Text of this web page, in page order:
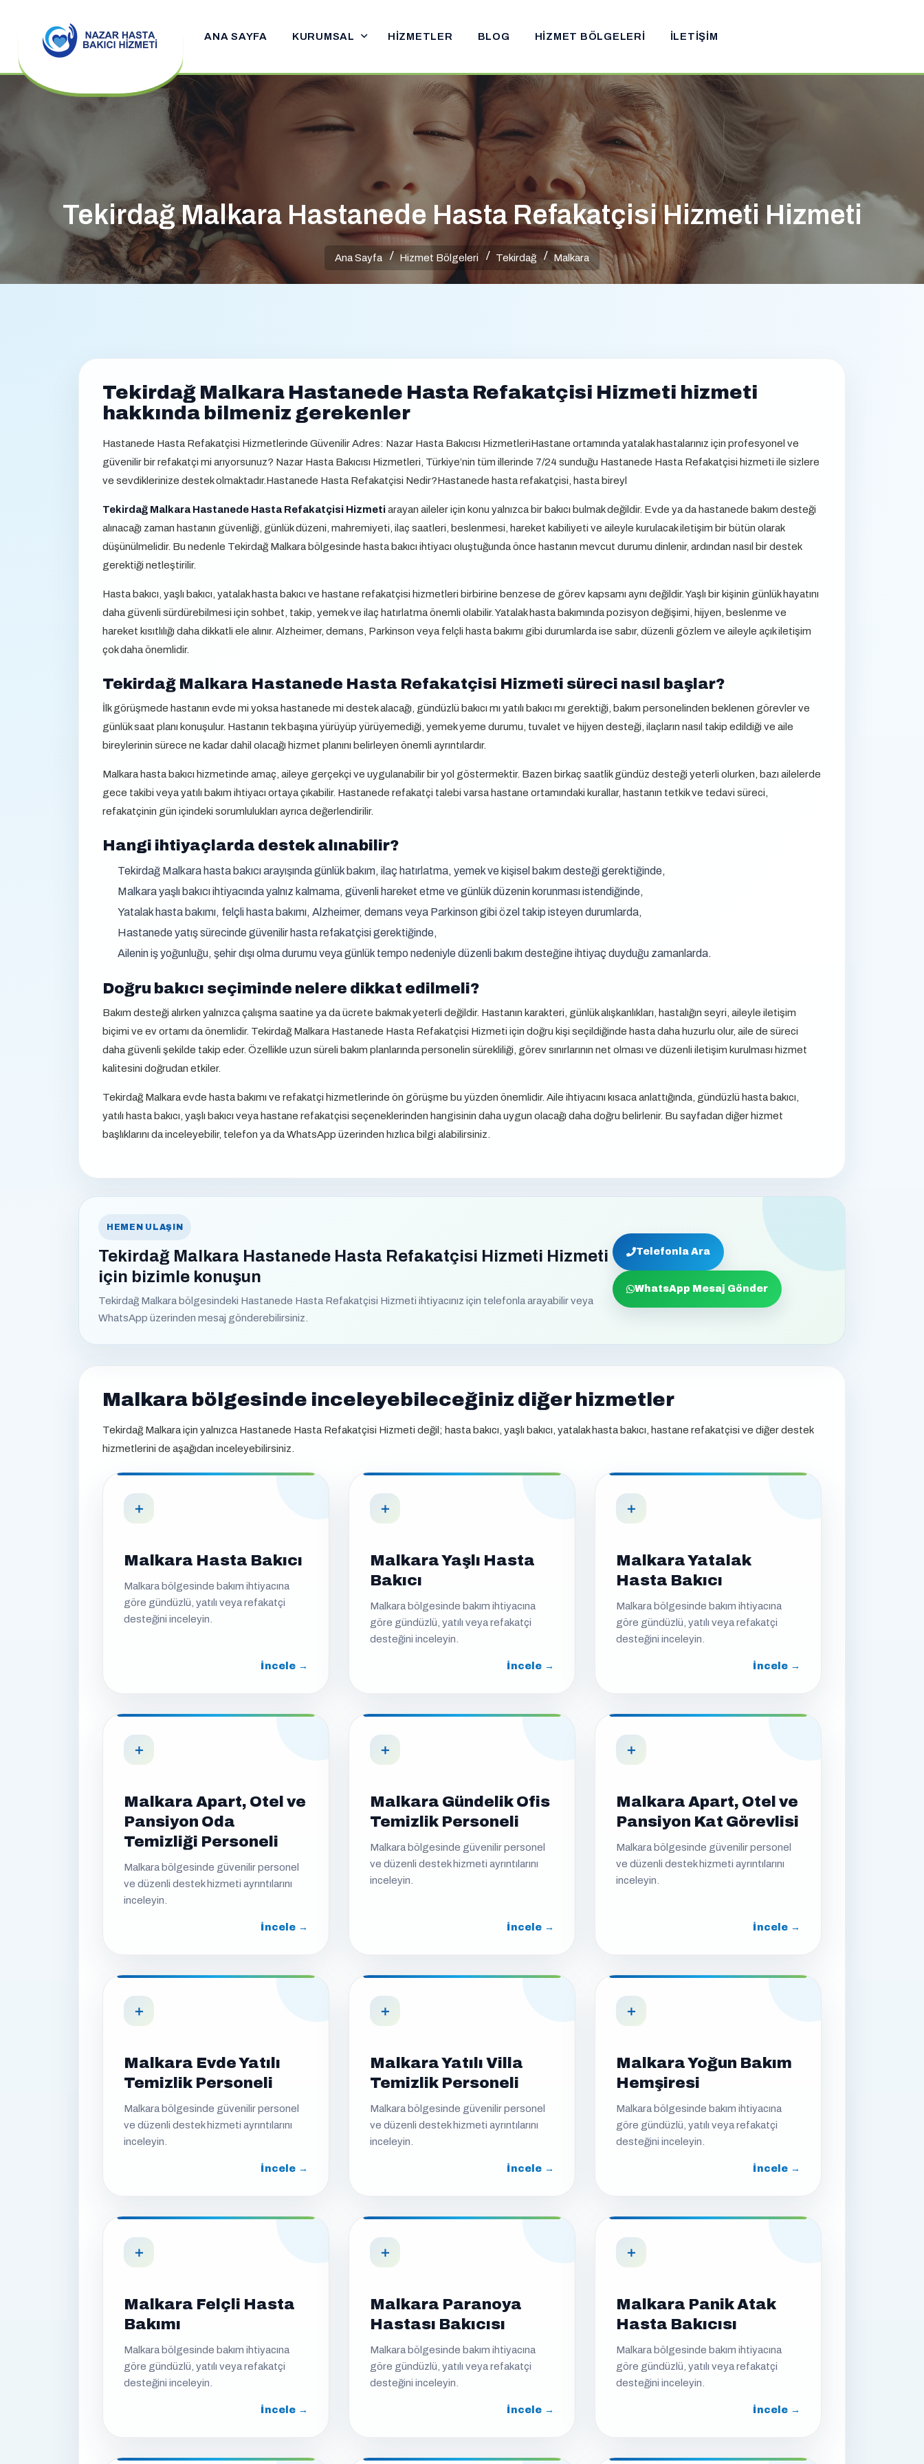
ANA SAYFA KURUMSAL HIZMETLER BLOG HIZMET BÖLGELERI İLETIŞIM
Tekirdağ Malkara Hastanede Hasta Refakatçisi Hizmeti Hizmeti
Ana Sayfa Hizmet Bölgeleri Tekirdağ Malkara
Tekirdağ Malkara Hastanede Hasta Refakatçisi Hizmeti hizmeti
hakkında bilmeniz gerekenler
Hastanede Hasta Refakatçisi Hizmetlerinde Güvenilir Adres: Nazar Hasta Bakıcısı HizmetleriHastane ortamında yatalak hastalarınız için profesyonel ve
güvenilir bir refakatçi mi arıyorsunuz? Nazar Hasta Bakıcısı Hizmetleri, Türkiye’nin tüm illerinde 7/24 sunduğu Hastanede Hasta Refakatçisi hizmeti ile sizlere
ve sevdiklerinize destek olmaktadır.Hastanede Hasta Refakatçisi Nedir?Hastanede hasta refakatçisi, hasta bireyl
Tekirdağ Malkara Hastanede Hasta Refakatçisi Hizmetiarayan aileler için konu yalnızca bir bakıcı bulmak değildir. Evde ya da hastanede bakım desteği
alınacağı zaman hastanın güvenliği, günlük düzeni, mahremiyeti, ilaç saatleri, beslenmesi, hareket kabiliyeti ve aileyle kurulacak iletişim bir bütün olarak
düşünülmelidir. Bu nedenle Tekirdağ Malkara bölgesinde hasta bakıcı ihtiyacı oluştuğunda önce hastanın mevcut durumu dinlenir, ardından nasıl bir destek
gerektiği netleştirilir.
Hasta bakıcı, yaşlı bakıcı, yatalak hasta bakıcı ve hastane refakatçisi hizmetleri birbirine benzese de görev kapsamı aynı değildir. Yaşlı bir kişinin günlük hayatını
daha güvenli sürdürebilmesi için sohbet, takip, yemek ve ilaç hatırlatma önemli olabilir. Yatalak hasta bakımında pozisyon değişimi, hijyen, beslenme ve
hareket kısıtlılığı daha dikkatli ele alınır. Alzheimer, demans, Parkinson veya felçli hasta bakımı gibi durumlarda ise sabır, düzenli gözlem ve aileyle açık iletişim
çok daha önemlidir.
Tekirdağ Malkara Hastanede Hasta Refakatçisi Hizmeti süreci nasıl başlar?
İlk görüşmede hastanın evde mi yoksa hastanede mi destek alacağı, gündüzlü bakıcı mı yatılı bakıcı mı gerektiği, bakım personelinden beklenen görevler ve
günlük saat planı konuşulur. Hastanın tek başına yürüyüp yürüyemediği, yemek yeme durumu, tuvalet ve hijyen desteği, ilaçların nasıl takip edildiği ve aile
bireylerinin sürece ne kadar dahil olacağı hizmet planını belirleyen önemli ayrıntılardır.
Malkara hasta bakıcı hizmetinde amaç, aileye gerçekçi ve uygulanabilir bir yol göstermektir. Bazen birkaç saatlik gündüz desteği yeterli olurken, bazı ailelerde
gece takibi veya yatılı bakım ihtiyacı ortaya çıkabilir. Hastanede refakatçi talebi varsa hastane ortamındaki kurallar, hastanın tetkik ve tedavi süreci,
refakatçinin gün içindeki sorumlulukları ayrıca değerlendirilir.
Hangi ihtiyaçlarda destek alınabilir?
Tekirdağ Malkara hasta bakıcı arayışında günlük bakım, ilaç hatırlatma, yemek ve kişisel bakım desteği gerektiğinde,
Malkara yaşlı bakıcı ihtiyacında yalnız kalmama, güvenli hareket etme ve günlük düzenin korunması istendiğinde,
Yatalak hasta bakımı, felçli hasta bakımı, Alzheimer, demans veya Parkinson gibi özel takip isteyen durumlarda,
Hastanede yatış sürecinde güvenilir hasta refakatçisi gerektiğinde,
Ailenin iş yoğunluğu, şehir dışı olma durumu veya günlük tempo nedeniyle düzenli bakım desteğine ihtiyaç duyduğu zamanlarda.
Doğru bakıcı seçiminde nelere dikkat edilmeli?
Bakım desteği alırken yalnızca çalışma saatine ya da ücrete bakmak yeterli değildir. Hastanın karakteri, günlük alışkanlıkları, hastalığın seyri, aileyle iletişim
biçimi ve ev ortamı da önemlidir. Tekirdağ Malkara Hastanede Hasta Refakatçisi Hizmeti için doğru kişi seçildiğinde hasta daha huzurlu olur, aile de süreci
daha güvenli şekilde takip eder. Özellikle uzun süreli bakım planlarında personelin sürekliliği, görev sınırlarının net olması ve düzenli iletişim kurulması hizmet
kalitesini doğrudan etkiler.
Tekirdağ Malkara evde hasta bakımı ve refakatçi hizmetlerinde ön görüşme bu yüzden önemlidir. Aile ihtiyacını kısaca anlattığında, gündüzlü hasta bakıcı,
yatılı hasta bakıcı, yaşlı bakıcı veya hastane refakatçisi seçeneklerinden hangisinin daha uygun olacağı daha doğru belirlenir. Bu sayfadan diğer hizmet
başlıklarını da inceleyebilir, telefon ya da WhatsApp üzerinden hızlıca bilgi alabilirsiniz.
HEMEN ULAŞIN
Tekirdağ Malkara Hastanede Hasta Refakatçisi Hizmeti Hizmeti
için bizimle konuşun
Tekirdağ Malkara bölgesindeki Hastanede Hasta Refakatçisi Hizmeti ihtiyacınız için telefonla arayabilir veya
WhatsApp üzerinden mesaj gönderebilirsiniz.
Telefonla Ara
WhatsApp Mesaj Gönder
Malkara bölgesinde inceleyebileceğiniz diğer hizmetler
Tekirdağ Malkara için yalnızca Hastanede Hasta Refakatçisi Hizmeti değil; hasta bakıcı, yaşlı bakıcı, yatalak hasta bakıcı, hastane refakatçisi ve diğer destek
hizmetlerini de aşağıdan inceleyebilirsiniz.
＋
Malkara Hasta Bakıcı
Malkara bölgesinde bakım ihtiyacına
göre gündüzlü, yatılı veya refakatçi
desteğini inceleyin.
İncele →
＋
Malkara Yaşlı Hasta
Bakıcı
Malkara bölgesinde bakım ihtiyacına
göre gündüzlü, yatılı veya refakatçi
desteğini inceleyin.
İncele →
＋
Malkara Yatalak
Hasta Bakıcı
Malkara bölgesinde bakım ihtiyacına
göre gündüzlü, yatılı veya refakatçi
desteğini inceleyin.
İncele →
＋
Malkara Apart, Otel ve
Pansiyon Oda
Temizliği Personeli
Malkara bölgesinde güvenilir personel
ve düzenli destek hizmeti ayrıntılarını
inceleyin.
İncele →
＋
Malkara Gündelik Ofis
Temizlik Personeli
Malkara bölgesinde güvenilir personel
ve düzenli destek hizmeti ayrıntılarını
inceleyin.
İncele →
＋
Malkara Apart, Otel ve
Pansiyon Kat Görevlisi
Malkara bölgesinde güvenilir personel
ve düzenli destek hizmeti ayrıntılarını
inceleyin.
İncele →
＋
Malkara Evde Yatılı
Temizlik Personeli
Malkara bölgesinde güvenilir personel
ve düzenli destek hizmeti ayrıntılarını
inceleyin.
İncele →
＋
Malkara Yatılı Villa
Temizlik Personeli
Malkara bölgesinde güvenilir personel
ve düzenli destek hizmeti ayrıntılarını
inceleyin.
İncele →
＋
Malkara Yoğun Bakım
Hemşiresi
Malkara bölgesinde bakım ihtiyacına
göre gündüzlü, yatılı veya refakatçi
desteğini inceleyin.
İncele →
＋
Malkara Felçli Hasta
Bakımı
Malkara bölgesinde bakım ihtiyacına
göre gündüzlü, yatılı veya refakatçi
desteğini inceleyin.
İncele →
＋
Malkara Paranoya
Hastası Bakıcısı
Malkara bölgesinde bakım ihtiyacına
göre gündüzlü, yatılı veya refakatçi
desteğini inceleyin.
İncele →
＋
Malkara Panik Atak
Hasta Bakıcısı
Malkara bölgesinde bakım ihtiyacına
göre gündüzlü, yatılı veya refakatçi
desteğini inceleyin.
İncele →